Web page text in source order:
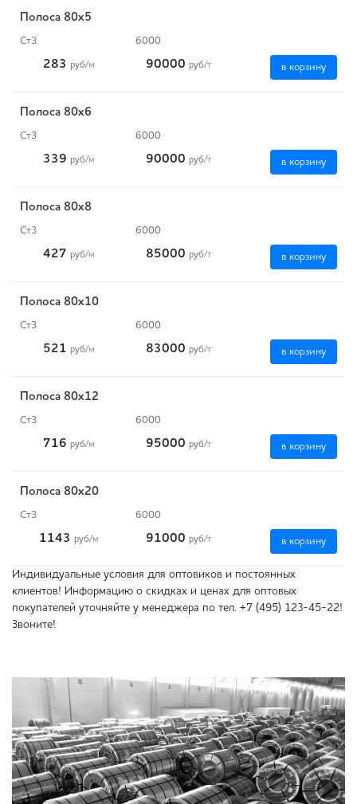
Полоса 80x5
Ст3 6000
283 руб/м 90000 руб/т в корзину
Полоса 80x6
Ст3 6000
339 руб/м 90000 руб/т в корзину
Полоса 80x8
Ст3 6000
427 руб/м 85000 руб/т в корзину
Полоса 80x10
Ст3 6000
521 руб/м 83000 руб/т в корзину
Полоса 80x12
Ст3 6000
716 руб/м 95000 руб/т в корзину
Полоса 80x20
Ст3 6000
1143 руб/м 91000 руб/т в корзину
Индивидуальные условия для оптовиков и постоянных
клиентов! Информацию о скидках и ценах для оптовых
покупателей уточняйте у менеджера по тел. +7 (495) 123-45-22!
Звоните!